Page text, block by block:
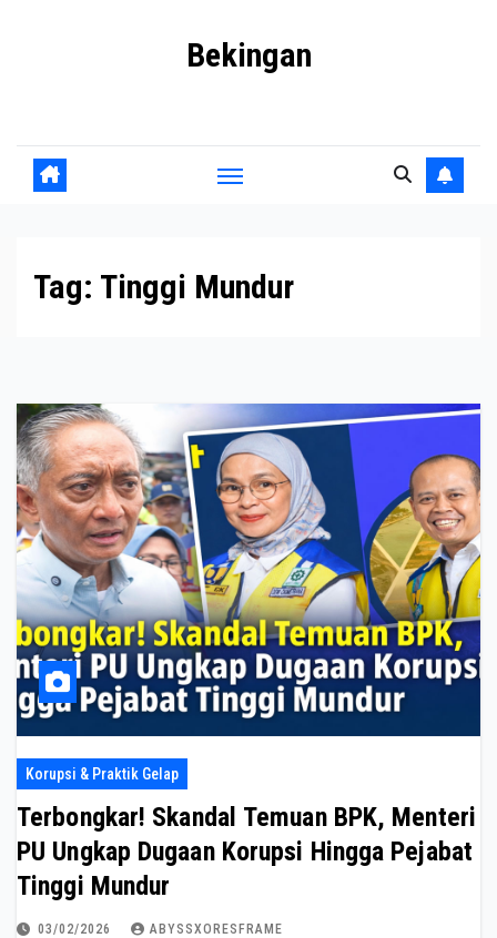
Bekingan
Tag: Tinggi Mundur
Korupsi & Praktik Gelap
Terbongkar! Skandal Temuan BPK, Menteri
PU Ungkap Dugaan Korupsi Hingga Pejabat
Tinggi Mundur
03/02/2026 ABYSSXORESFRAME